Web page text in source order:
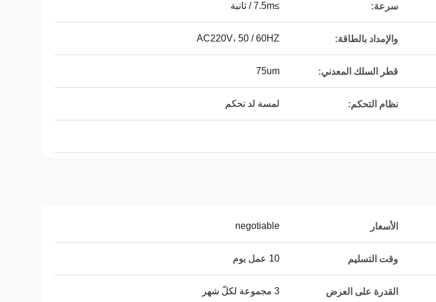
سرعة: ≥7.5m / ثانية
والإمداد بالطاقة: AC220V، 50 / 60HZ
قطر السلك المعدني: 75um
نظام التحكم: لمسة لد تحكم
الأسعار negotiable
وقت التسليم 10 عمل يوم
القدرة على العرض 3 مجموعة لكلّ شهر